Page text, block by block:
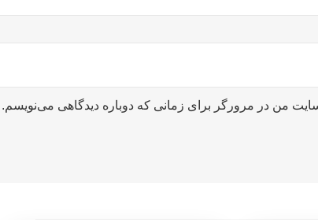
من در مرورگر برای زمانی که دوباره دیدگاهی می‌نویسم.